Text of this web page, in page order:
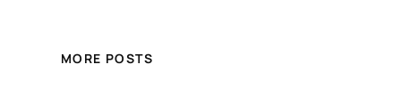
MORE POSTS